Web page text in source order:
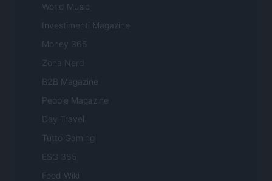
World Music
Investimenti Magazine
Money 365
Zona Nerd
B2B Magazine
People Magazine
Day Travel
Tutto Gaming
ESG 365
Food Wiki